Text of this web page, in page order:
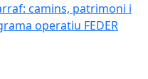
camins, patrimoni i
operatiu FEDER